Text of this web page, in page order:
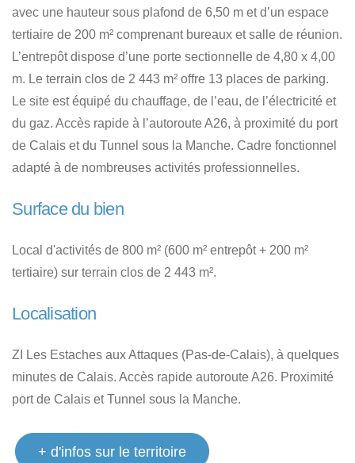
avec une hauteur sous plafond de 6,50 m et d’un espace
tertiaire de 200 m² comprenant bureaux et salle de réunion.
L’entrepôt dispose d’une porte sectionnelle de 4,80 x 4,00
m. Le terrain clos de 2 443 m² offre 13 places de parking.
Le site est équipé du chauffage, de l’eau, de l’électricité et
du gaz. Accès rapide à l’autoroute A26, à proximité du port
de Calais et du Tunnel sous la Manche. Cadre fonctionnel
adapté à de nombreuses activités professionnelles.
Surface du bien
Local d'activités de 800 m² (600 m² entrepôt + 200 m²
tertiaire) sur terrain clos de 2 443 m².
Localisation
ZI Les Estaches aux Attaques (Pas-de-Calais), à quelques
minutes de Calais. Accès rapide autoroute A26. Proximité
port de Calais et Tunnel sous la Manche.
+ d'infos sur le territoire